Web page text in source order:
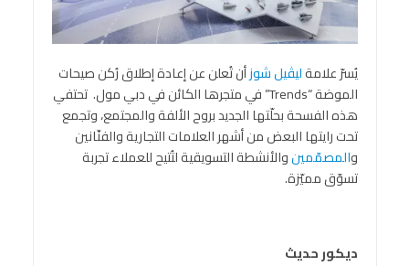
يُسرّ علامةليڤيل شوزأن تُعلن عن إعادة إطلاق رُكن صيحات
الموضة “Trends” في متجرها الكائن في دبي مول. تحتفي
هذه الفسحة بحلّتها الجديد بروح الألفة والمجتمع، وتجمع
تحت رايتها البعض من أشهر العلامات التجارية والفنّانين
والمصمّمينوالأنشطة التسويقية لتُتيح للعملاء تجربة
تسوّق مميّزة.
ديكور حديث